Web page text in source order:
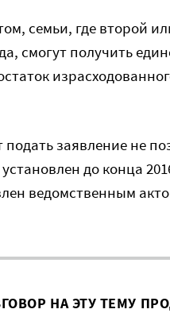
семьи, где второй
смогут получить
заявление не
до конца
ведомственным
НА ЭТУ ТЕМУ